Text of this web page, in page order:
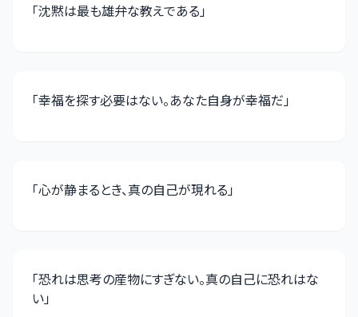
「沈黙は最も雄弁な教えである」
「幸福を探す必要はない。あなた自身が幸福だ」
「心が静まるとき、真の自己が現れる」
「恐れは思考の産物にすぎない。真の自己に恐れはな
い」